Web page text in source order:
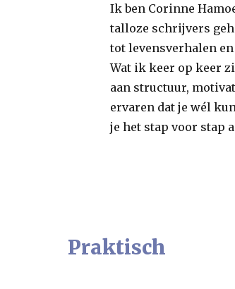
Ik ben Corinne
talloze schrijvers
tot levensverhalen
Wat ik keer op keer
aan structuur,
ervaren dat je wél
je het stap voor stap
Praktisch